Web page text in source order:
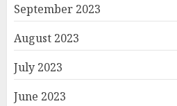
September 2023
August 2023
July 2023
June 2023